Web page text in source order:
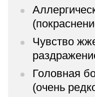
Чувство
Головная
(очень